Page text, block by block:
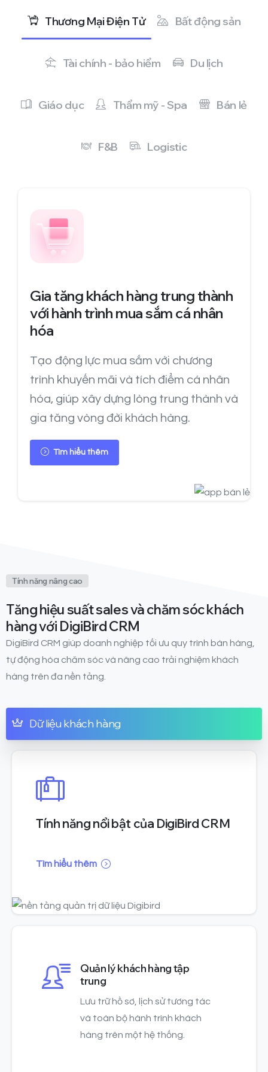
Thương Mại Điện Tử Bất động sản
Tài chính - bảo hiểm Du lịch
Giáo dục Thẩm mỹ - Spa Bán lẻ
F&B Logistic
Gia tăng khách hàng trung thành
với hành trình mua sắm cá nhân
hóa
Tạo động lực mua sắm với chương
trình khuyến mãi và tích điểm cá nhân
hóa, giúp xây dựng lòng trung thành và
gia tăng vòng đời khách hàng.
Tìm hiểu thêm
Tính năng nâng cao
Tăng hiệu suất sales và chăm sóc khách
hàng với DigiBird CRM
DigiBird CRM giúp doanh nghiệp tối ưu quy trình bán hàng,
tự động hóa chăm sóc và nâng cao trải nghiệm khách
hàng trên đa nền tảng.
Dữ liệu khách hàng
Tính năng nổi bật của DigiBird CRM
Tìm hiểu thêm
Quản lý khách hàng tập
trung
Lưu trữ hồ sơ, lịch sử tương tác
và toàn bộ hành trình khách
hàng trên một hệ thống.